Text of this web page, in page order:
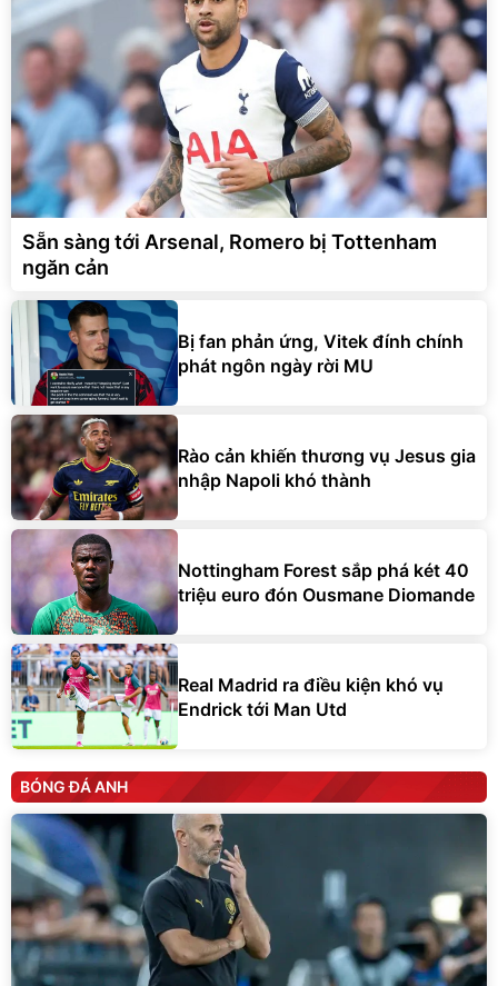
Sẵn sàng tới Arsenal, Romero bị Tottenham
ngăn cản
Bị fan phản ứng, Vitek đính chính
phát ngôn ngày rời MU
Rào cản khiến thương vụ Jesus gia
nhập Napoli khó thành
Nottingham Forest sắp phá két 40
triệu euro đón Ousmane Diomande
Real Madrid ra điều kiện khó vụ
Endrick tới Man Utd
BÓNG ĐÁ ANH